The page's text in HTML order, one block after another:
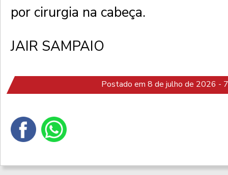
por cirurgia na cabeça.
JAIR SAMPAIO
Postado em 8 de julho de 2026 -